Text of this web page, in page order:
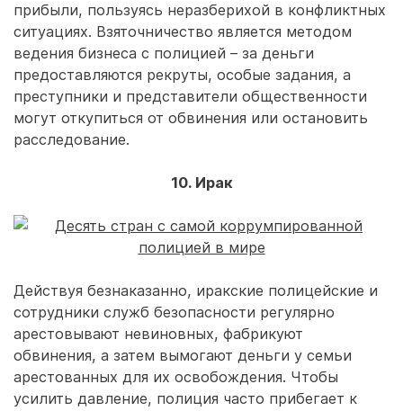
прибыли, пользуясь неразберихой в конфликтных
ситуациях. Взяточничество является методом
ведения бизнеса с полицией – за деньги
предоставляются рекруты, особые задания, а
преступники и представители общественности
могут откупиться от обвинения или остановить
расследование.
10. Ирак
Действуя безнаказанно, иракские полицейские и
сотрудники служб безопасности регулярно
арестовывают невиновных, фабрикуют
обвинения, а затем вымогают деньги у семьи
арестованных для их освобождения. Чтобы
усилить давление, полиция часто прибегает к